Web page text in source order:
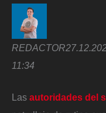
REDACTOR
11:34
Las autoridades del